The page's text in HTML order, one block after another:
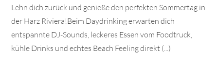
Lehn dich zurück und genieße den perfekten Sommertag in
der Harz Riviera!Beim Daydrinking erwarten dich
entspannte DJ-Sounds, leckeres Essen vom Foodtruck,
kühle Drinks und echtes Beach Feeling direkt (...)